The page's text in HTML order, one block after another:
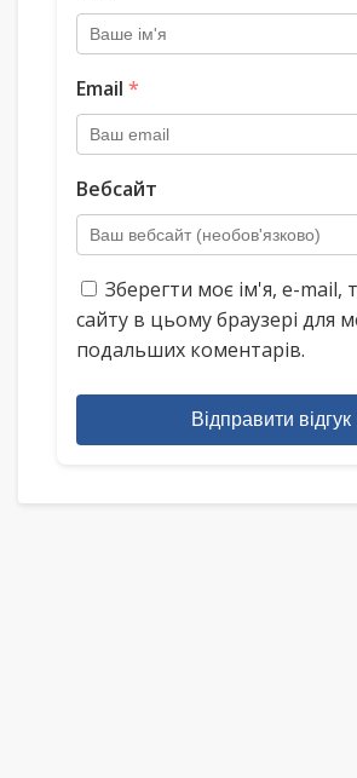
Email *
Вебсайт
Зберегти моє ім'я, e-mail,
сайту в цьому браузері для
подальших коментарів.
Відправити відгук